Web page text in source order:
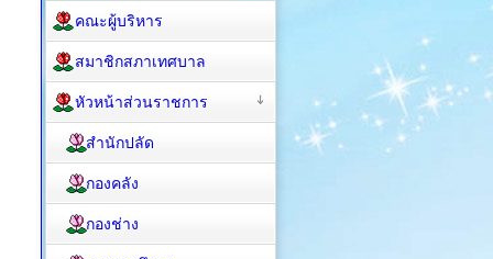
คณะผู้บริหาร
สมาชิกสภาเทศบาล
หัวหน้าส่วนราชการ
สำนักปลัด
กองคลัง
กองช่าง